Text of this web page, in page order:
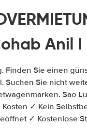
Anil I
Finden Sie einen
Suchen Sie nicht
Sao
✓ Kein
✓ Kostenlose